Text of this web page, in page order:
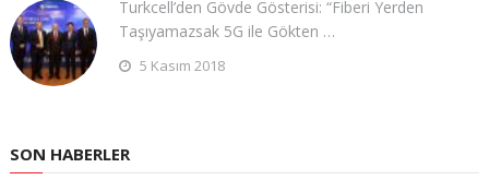
Turkcell’den Gövde Gösterisi: “Fiberi Yerden
Taşıyamazsak 5G ile Gökten …
5 Kasım 2018
SON HABERLER